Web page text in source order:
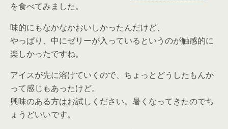
を食べてみました。
味的にもなかなかおいしかったんだけど、
やっぱり、中にゼリーが入っているというのが触感的に
楽しかったですね。
アイスが先に溶けていくので、ちょっとどうしたもんか
って感じもあったけど。
興味のある方はお試しください。暑くなってきたのでち
ょうどいいです。